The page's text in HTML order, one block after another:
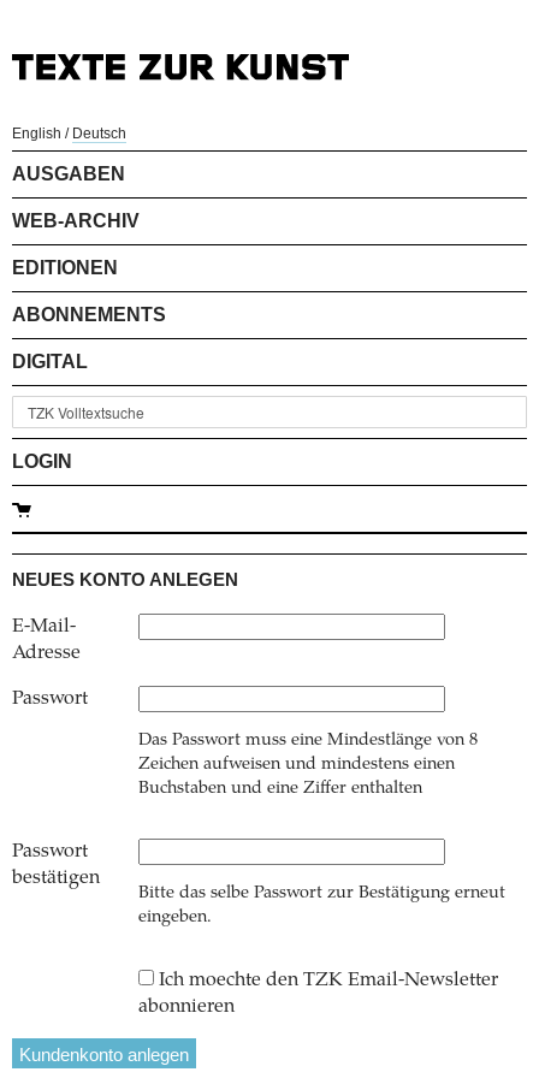
English / Deutsch
AUSGABEN
WEB-ARCHIV
EDITIONEN
ABONNEMENTS
DIGITAL
LOGIN
NEUES KONTO ANLEGEN
E-Mail-
Adresse
Passwort
Das Passwort muss eine Mindestlänge von 8
Zeichen aufweisen und mindestens einen
Buchstaben und eine Ziffer enthalten
Passwort
bestätigen
Bitte das selbe Passwort zur Bestätigung erneut
eingeben.
Ich moechte den TZK Email-Newsletter
abonnieren